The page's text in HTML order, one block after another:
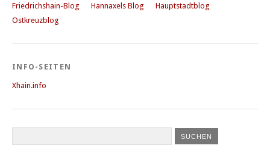
Friedrichshain-Blog Hannaxels Blog
Hauptstadtblog
Ostkreuzblog
INFO-SEITEN
Xhain.info